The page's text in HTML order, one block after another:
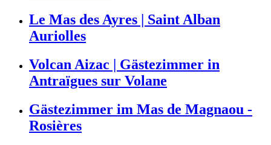
Le Mas des Ayres | Saint Alban
Auriolles
Volcan Aizac | Gästezimmer in
Antraïgues sur Volane
Gästezimmer im Mas de Magnaou -
Rosières